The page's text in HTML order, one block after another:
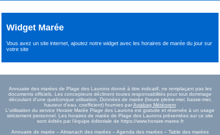
Widget Marée
Vous avez un site internet,ajoutez notre widget avec les horaires de marée du joursur
votre site
Annuaire des marées de Plage des Laurons donné à titre indicatif, ne remplaçant pas les
documents officiels. Les concepteurs déclinent toutes responsabilités pour tout dommage
découlant d'une quelconque utilisation. Données de marée (heure pleine-mer, basse-mer,
hauteur d'eau, coefficient) fournies parAviabag Météorem
L'utilisation du service Horaire Marée Plage des Laurons est gratuite et réservée à un usage
strictement personnel. Les horaires de marée de Plage des Laurons présentées sur ce site
sont édités par l'équipe éditoriale de https://www.horaire-maree.fr
Annuaire de marée – Almanach des marées – Agenda des marées – Table des marées